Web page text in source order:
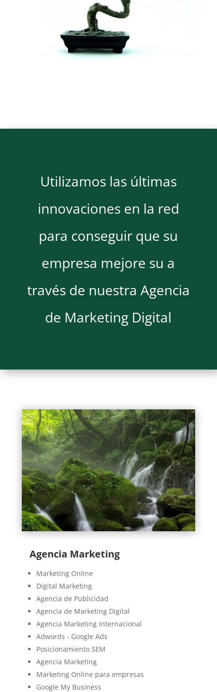
Utilizamos las últimas
innovaciones en la red
para conseguir que su
empresa mejore su a
través de nuestra Agencia
de Marketing Digital
Agencia Marketing
Marketing Online
Digital Marketing
Agencia de Publicidad
Agencia de Marketing Digital
Agencia Marketing Internacional
Adwords - Google Ads
Posicionamiento SEM
Agencia Marketing
Marketing Online para empresas
Google My Business